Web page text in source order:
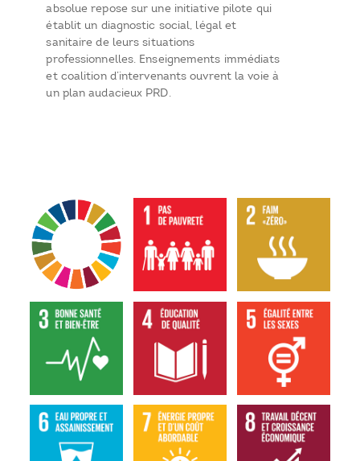
absolue repose sur une initiative pilote qui
établit un diagnostic social, légal et
sanitaire de leurs situations
professionnelles. Enseignements immédiats
et coalition d’intervenants ouvrent la voie à
un plan audacieux PRD.